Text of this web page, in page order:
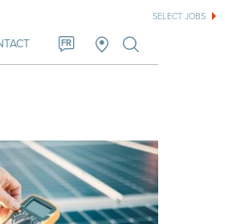
SELECT JOBS
FR